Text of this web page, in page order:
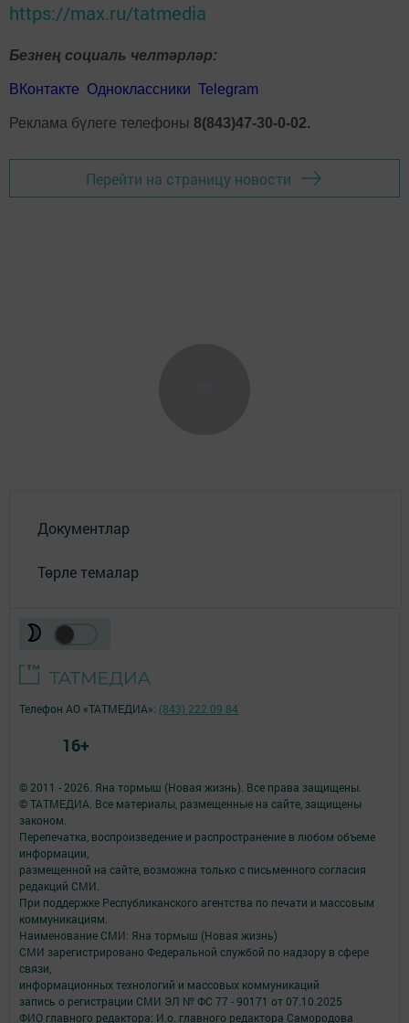
https://max.ru/tatmedia
Безнең социаль челтәрләр:
ВКонтакте Одноклассники Telegram
Реклама бүлеге телефоны 8(843)47-30-0-02.
Перейти на страницу новости
Документлар
Төрле темалар
© 2011 - 2026. Яна тормыш (Новая жизнь). Все права защищены.
© ТАТМЕДИА. Все материалы, размещенные на сайте, защищены
законом.
Перепечатка, воспроизведение и распространение в любом объеме
информации,
размещенной на сайте, возможна только с письменного согласия
редакций СМИ.
При поддержке Республиканского агентства по печати и массовым
коммуникациям.
Наименование СМИ: Яна тормыш (Новая жизнь)
СМИ зарегистрировано Федеральной службой по надзору в сфере
связи,
информационных технологий и массовых коммуникаций
запись о регистрации СМИ ЭЛ № ФС 77 - 90171 от 07.10.2025
ФИО главного редактора: И.о. главного редактора Самородова
Телефон АО «ТАТМЕДИА»: (843) 222 09 84
16+